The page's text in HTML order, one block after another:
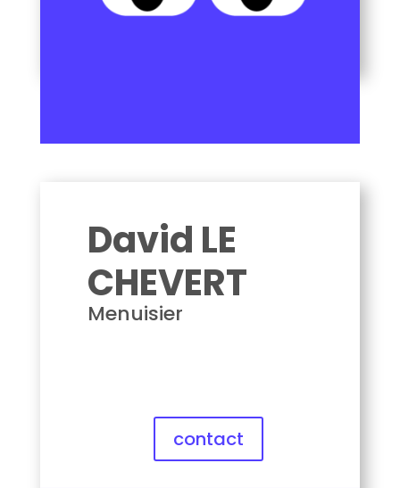
David LE
CHEVERT
Menuisier
contact